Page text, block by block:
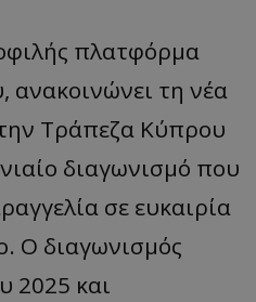
πλατφόρμα
τη νέα
Τράπεζα Κύπρου
διαγωνισμό που
σε ευκαιρία
Ο διαγωνισμός
2025 και